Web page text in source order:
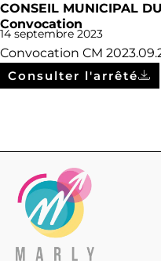
CONSEIL MUNICIPAL
Convocation
14 septembre 2023
Convocation CM
Consulter l'arrêté